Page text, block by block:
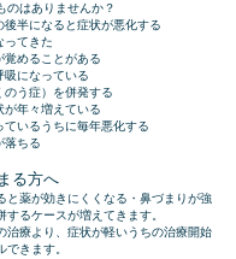
のはありませんか？
半になると症状が悪化する
ってきた
めることがある
吸になっている
う症）を併発する
年々増えている
いるうちに毎年悪化する
落ちる
る方へ
と薬が効きにくくなる・鼻づまりが強
するケースが増えてきます。
治療より、症状が軽いうちの治療開始
きます。